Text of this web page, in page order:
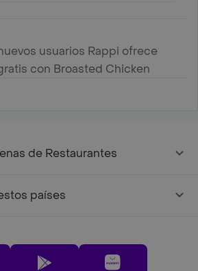
usuarios Rappi ofrece
con Broasted Chicken
de Restaurantes
países